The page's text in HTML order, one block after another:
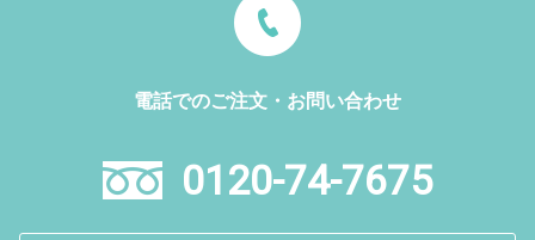
電話でのご注文・お問い合わせ
0120-74-7675